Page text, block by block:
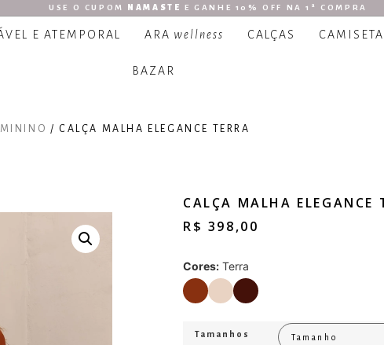
USE O CUPOM NAMASTE E GANHE 10% OFF NA 1ª COMPRA
E ATEMPORAL ARA wellness CALÇAS
BAZAR
/ CALÇA MALHA ELEGANCE TERRA
CALÇA MALHA ELEGANCE
R$ 398,00
Cores: Terra
Tamanhos